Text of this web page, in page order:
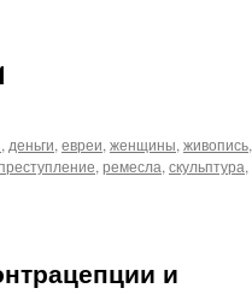
, деньги, евреи, женщины, живопись,
, ремесла, скульптура,
и